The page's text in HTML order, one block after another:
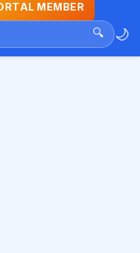
MEMBER
🔍 🌙